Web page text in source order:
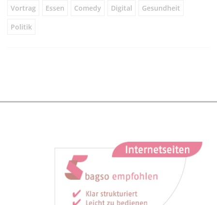
Vortrag Essen Comedy Digital Gesundheit
Politik